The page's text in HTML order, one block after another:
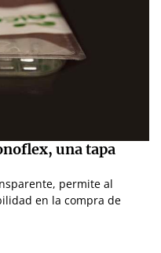
una tapa
permite al
en la compra de